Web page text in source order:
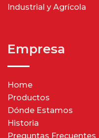
Industrial y Agrícola
Empresa
Home
Productos
Dónde Estamos
Historia
Preguntas Frecuentes